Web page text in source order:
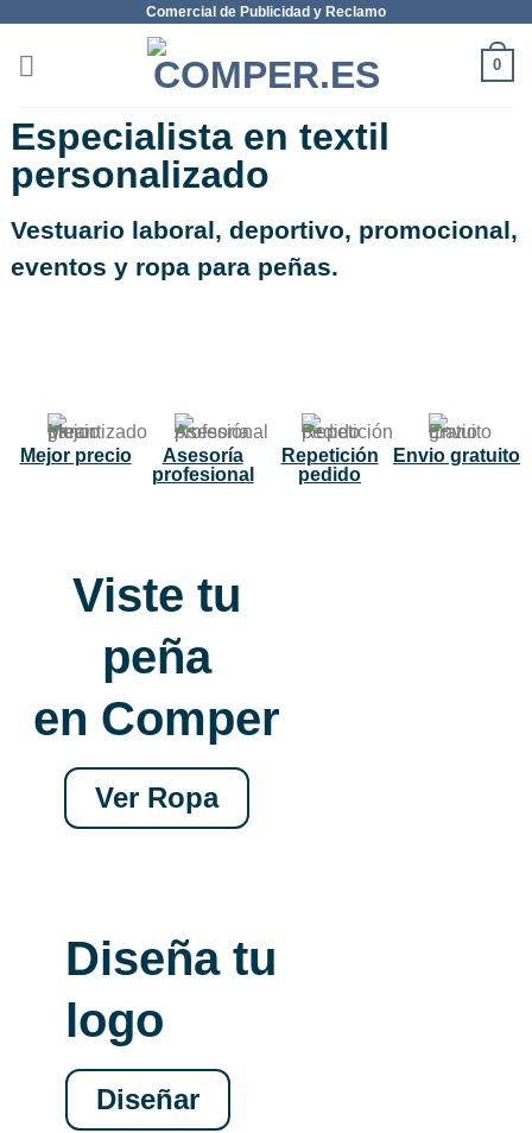
Comercial de Publicidad y Reclamo
0
Especialista en textil
personalizado
Vestuario laboral, deportivo, promocional,
eventos y ropa para peñas.
NUEVO Envio gratuito
Repetición
pedido
Asesoría
profesional
Mejor precio
Viste tu
peña
en Comper
Ver Ropa
Diseña tu
logo
Diseñar